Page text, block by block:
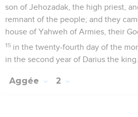
son of Jehozadak, the high priest,
remnant of the people; and they
house of Yahweh of Armies, their
15 in the twenty-fourth day of the
in the second year of Darius the king.
Aggée 2